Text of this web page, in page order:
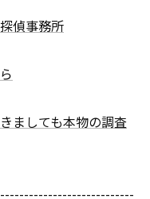
偵事務所
ましても本物の調査